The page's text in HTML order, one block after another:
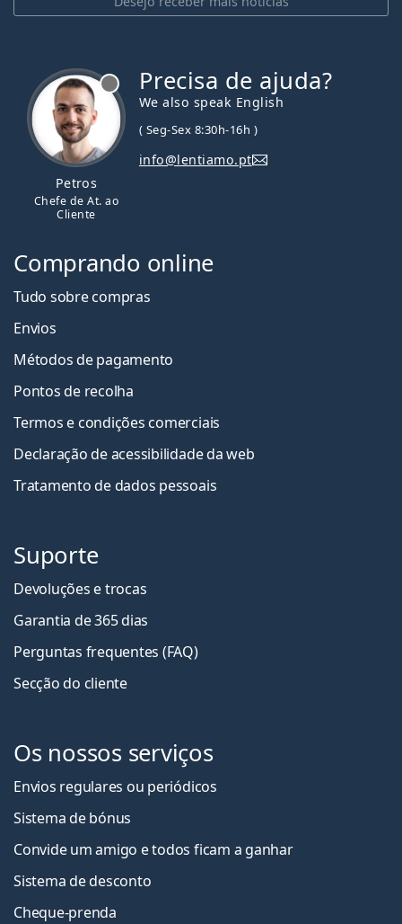
Petros
Chefe de At. ao
Cliente
Precisa de ajuda?
We also speak English
( Seg-Sex 8:30h-16h )
info@lentiamo.pt
Comprando online
Tudo sobre compras
Envios
Métodos de pagamento
Pontos de recolha
Termos e condições comerciais
Declaração de acessibilidade da web
Tratamento de dados pessoais
Suporte
Devoluções e trocas
Garantia de 365 dias
Perguntas frequentes (FAQ)
Secção do cliente
Os nossos serviços
Envios regulares ou periódicos
Sistema de bónus
Convide um amigo e todos ficam a ganhar
Sistema de desconto
Cheque-prenda